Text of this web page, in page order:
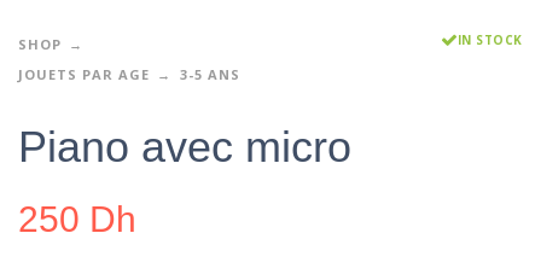
SHOP
JOUETS PAR AGE
3-5 ANS
IN STOCK
Piano avec micro
250 Dh